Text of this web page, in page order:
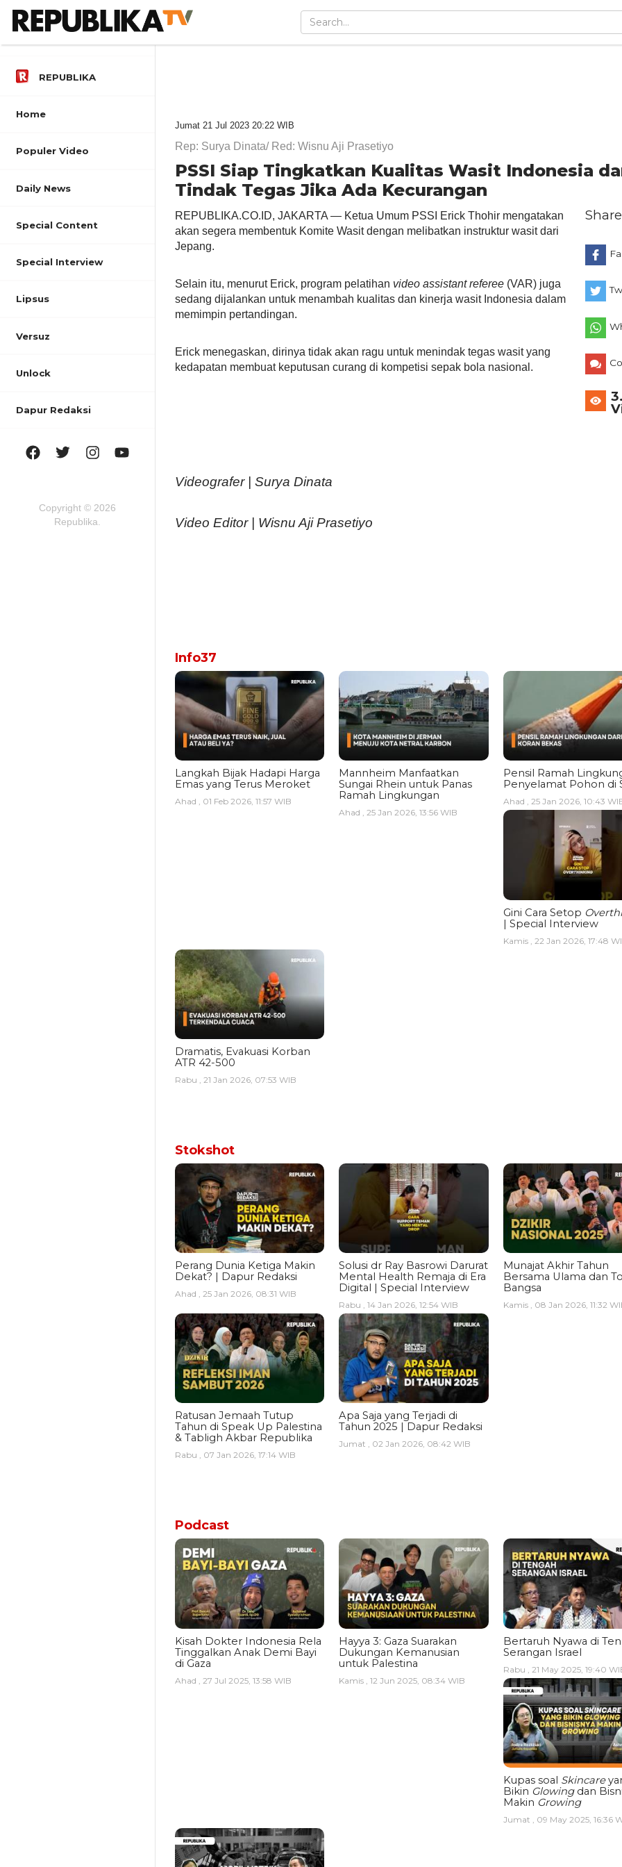
REPUBLIKA
Home
Populer Video
Daily News
Special Content
Special Interview
Lipsus
Versuz
Unlock
Dapur Redaksi
Copyright © 2026
Republika.
Jumat 21 Jul 2023 20:22 WIB
Rep: Surya Dinata/ Red: Wisnu Aji Prasetiyo
PSSI Siap Tingkatkan Kualitas Wasit Indonesia
Tindak Tegas Jika Ada Kecurangan
REPUBLIKA.CO.ID, JAKARTA — Ketua Umum PSSI Erick Thohir mengatakan
akan segera membentuk Komite Wasit dengan melibatkan instruktur wasit dari
Jepang.
Selain itu, menurut Erick, program pelatihan video assistant referee (VAR) juga
sedang dijalankan untuk menambah kualitas dan kinerja wasit Indonesia dalam
memimpin pertandingan.
Erick menegaskan, dirinya tidak akan ragu untuk menindak tegas wasit yang
kedapatan membuat keputusan curang di kompetisi sepak bola nasional.
Videografer | Surya Dinata
Video Editor | Wisnu Aji Prasetiyo
Info37
Langkah Bijak Hadapi Harga
Emas yang Terus Meroket
Ahad , 01 Feb 2026, 11:57 WIB
Mannheim Manfaatkan
Sungai Rhein untuk Panas
Ramah Lingkungan
Ahad , 25 Jan 2026, 13:56 WIB
Pensil Ramah
Penyelamat Pohon di
Ahad , 25 Jan 2026, 10:43
Gini Cara Setop
| Special Interview
Kamis , 22 Jan 2026, 17:48
Dramatis, Evakuasi Korban
ATR 42-500
Rabu , 21 Jan 2026, 07:53 WIB
Stokshot
Perang Dunia Ketiga Makin
Dekat? | Dapur Redaksi
Ahad , 25 Jan 2026, 08:31 WIB
Solusi dr Ray Basrowi Darurat
Mental Health Remaja di Era
Digital | Special Interview
Rabu , 14 Jan 2026, 12:54 WIB
Munajat Akhir Tahun
Bersama Ulama dan
Bangsa
Kamis , 08 Jan 2026, 11:32
Ratusan Jemaah Tutup
Tahun di Speak Up Palestina
& Tabligh Akbar Republika
Rabu , 07 Jan 2026, 17:14 WIB
Apa Saja yang Terjadi di
Tahun 2025 | Dapur Redaksi
Jumat , 02 Jan 2026, 08:42 WIB
Podcast
Kisah Dokter Indonesia Rela
Tinggalkan Anak Demi Bayi
di Gaza
Ahad , 27 Jul 2025, 13:58 WIB
Hayya 3: Gaza Suarakan
Dukungan Kemanusian
untuk Palestina
Kamis , 12 Jun 2025, 08:34 WIB
Bertaruh Nyawa di
Serangan Israel
Rabu , 21 May 2025, 19:40
Kupas soal Skincare
Bikin Glowingdan
Makin Growing
Jumat , 09 May 2025, 16:36